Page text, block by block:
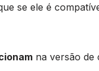
se ele é
na versão de